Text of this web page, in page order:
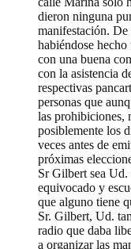
dieron ninguna
manifestación.
habiéndose
con una buena
con la asistencia
respectivas
personas que
las prohibiciones,
posiblemente los
veces antes de
próximas
Sr Gilbert sea Ud.
equivocado y
que alguno tiene
Sr. Gilbert, Ud.
radio que daba
a organizar las